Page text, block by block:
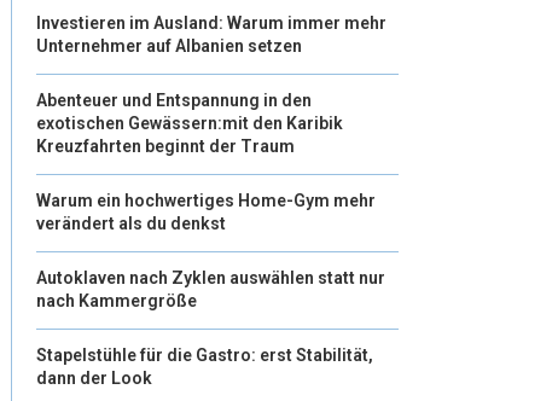
Investieren im Ausland: Warum immer mehr
Unternehmer auf Albanien setzen
Abenteuer und Entspannung in den
exotischen Gewässern:mit den Karibik
Kreuzfahrten beginnt der Traum
Warum ein hochwertiges Home-Gym mehr
verändert als du denkst
Autoklaven nach Zyklen auswählen statt nur
nach Kammergröße
Stapelstühle für die Gastro: erst Stabilität,
dann der Look